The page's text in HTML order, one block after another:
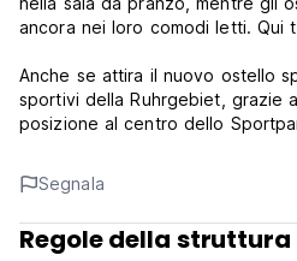
ancora nei loro comodi letti. Qui
Anche se attira il nuovo ostello
sportivi della Ruhrgebiet, grazie
posizione al centro dello
pausa rilassante con la famiglia o
L'ostello della gioventù dispone
accoglienti per un massimo di
Segnala
Regole della struttura